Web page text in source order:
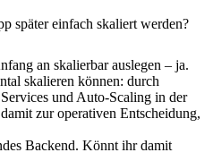
später einfach skaliert werden?
an skalierbar auslegen – ja.
skalieren können: durch
und Auto-Scaling in der
zur operativen Entscheidung,
Backend. Könnt ihr damit